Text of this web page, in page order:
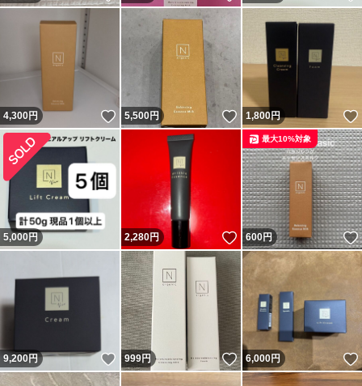
4,300円 いいね！
5,500円 いいね！
1,800円
5,000円 2,280円 いいね！
600円
最大10%対象
9,200円 いいね！
999円 いいね！
6,000円